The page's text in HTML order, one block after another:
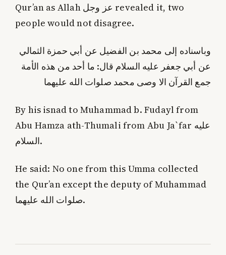
Qur’an as Allah عز وجل revealed it, two
people would not disagree.
عن أبي جعفر عليه السلام قال: ما أحد من هذه الأمة
جمع القرآن الا وصى محمد صلوات الله عليهما
By his isnad to Muhammad b. Fudayl from
Abu Hamza ath-Thumali from Abu Ja`far عليه
السلام.
He said: No one from this Umma collected
the Qur’an except the deputy of Muhammad
صلوات الله عليهما.